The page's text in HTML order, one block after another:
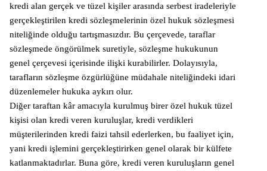
kredi alan gerçek ve tüzel kişiler arasında serbest iradeleriyle
gerçekleştirilen kredi sözleşmelerinin özel hukuk sözleşmesi
niteliğinde olduğu tartışmasızdır. Bu çerçevede, taraflar
sözleşmede öngörülmek suretiyle, sözleşme hukukunun
genel çerçevesi içerisinde ilişki kurabilirler. Dolayısıyla,
tarafların sözleşme özgürlüğüne müdahale niteliğindeki idari
düzenlemeler hukuka aykırı olur.
Diğer taraftan kâr amacıyla kurulmuş birer özel hukuk tüzel
kişisi olan kredi veren kuruluşlar, kredi verdikleri
müşterilerinden kredi faizi tahsil ederlerken, bu faaliyet için,
yani kredi işlemini gerçekleştirirken genel olarak bir külfete
katlanmaktadırlar. Buna göre, kredi veren kuruluşların genel